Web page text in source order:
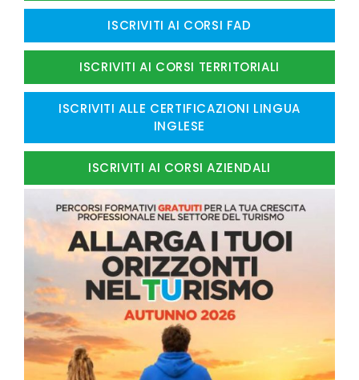
ISCRIVITI AI CORSI FAD
ISCRIVITI AI CORSI TERRITORIALI
ISCRIVITI ALLE CERTIFICAZIONI LINGUA
INGLESE
ISCRIVITI AI CORSI AZIENDALI